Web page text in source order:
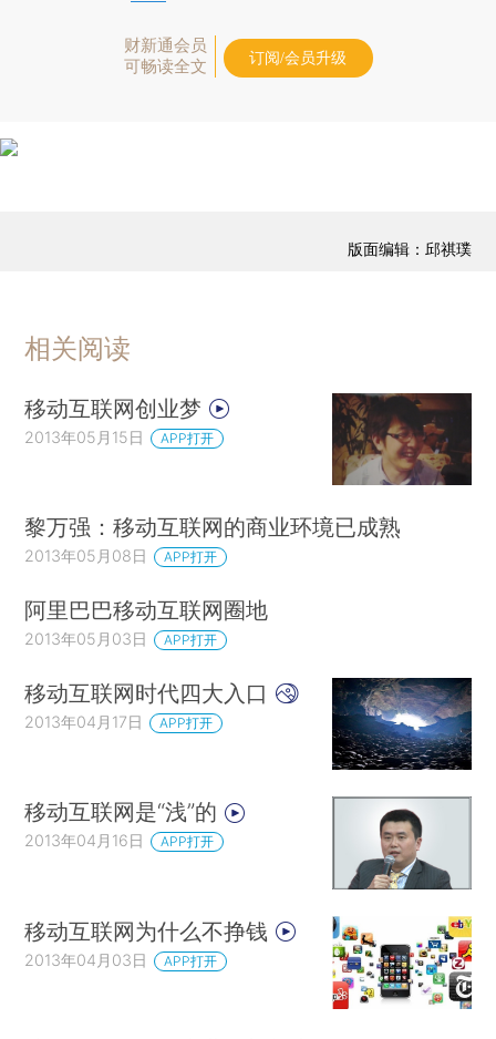
财新通会员
可畅读全文
订阅/会员升级
版面编辑：邱祺璞
相关阅读
移动互联网创业梦
2013年05月15日 APP打开
黎万强：移动互联网的商业环境已成熟
2013年05月08日 APP打开
阿里巴巴移动互联网圈地
2013年05月03日 APP打开
移动互联网时代四大入口
2013年04月17日 APP打开
移动互联网是“浅”的
2013年04月16日 APP打开
移动互联网为什么不挣钱
2013年04月03日 APP打开